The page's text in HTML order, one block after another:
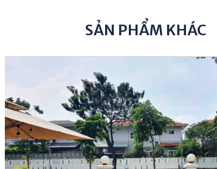
SẢN PHẨM KHÁC
Biệt Thự Tứ Lập Mỹ Gia MT Đường Lớn
Biệt Thự Phú Mỹ Hưng
GIÁ
46.000.000.000